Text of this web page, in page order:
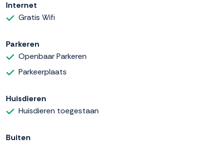
Internet
Gratis Wifi
Parkeren
Openbaar Parkeren
Parkeerplaats
Huisdieren
Huisdieren toegestaan
Buiten